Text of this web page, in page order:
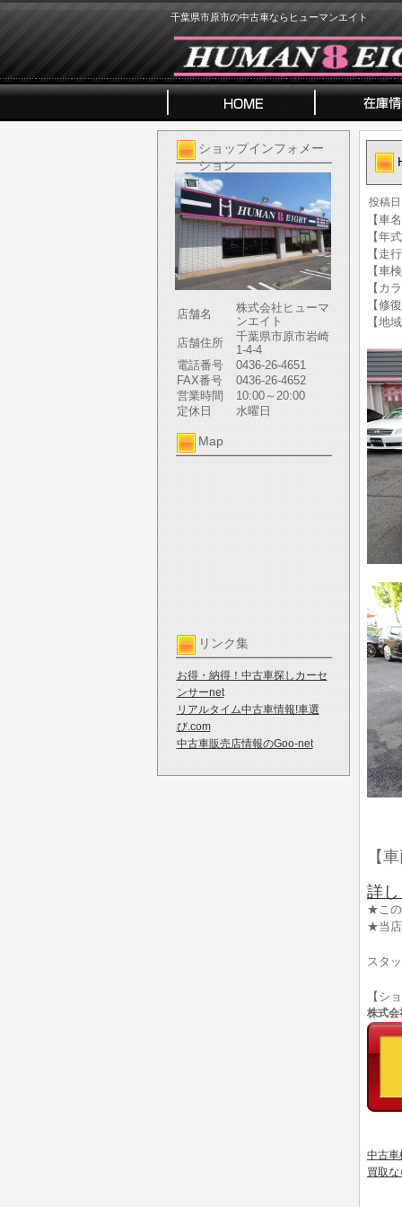
千葉県市原市の中古車ならヒューマンエイト
ショップインフォメー
ション
店舗名
株式会社ヒューマ
ンエイト
店舗住所
千葉県市原市岩崎
1-4-4
電話番号
0436-26-4651
FAX番号
0436-26-4652
営業時間
10:00～20:00
定休日
水曜日
Map
リンク集
お得・納得！中古車探しカーセ
ンサーnet
リアルタイム中古車情報!車選
び.com
中古車販売店情報のGoo-net
投稿日
【車
【年
【走
【車
【カ
【修
【地
【
詳
★この
★当店
スタ
【シ
株式
中古車
買取